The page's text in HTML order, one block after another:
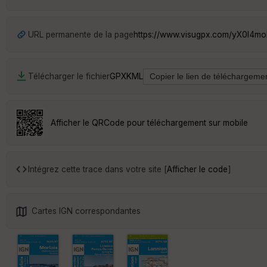
URL permanente de la pagehttps://www.visugpx.com/
Télécharger le fichierGPXKML
Afficher le QRCode pour téléchargement sur mobile
Intégrez cette trace dans votre site [Afficher le code]
Cartes IGN correspondantes